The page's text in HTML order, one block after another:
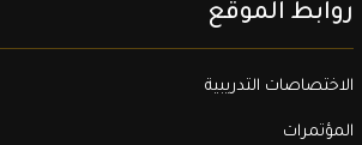
روابط الموقع
الاختصاصات التدريبية
المؤتمرات